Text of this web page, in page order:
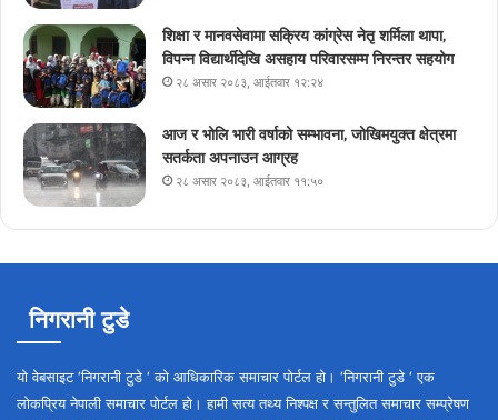
शिक्षा र मानवसेवामा सक्रिय कांग्रेस नेतृ शर्मिला थापा,
विपन्न विद्यार्थीदेखि असहाय परिवारसम्म निरन्तर सहयोग
२८ असार २०८३, आईतवार १२:२४
आज र भोलि भारी वर्षाको सम्भावना, जोखिमयुक्त क्षेत्रमा
सतर्कता अपनाउन आग्रह
२८ असार २०८३, आईतवार ११:५०
निगरानी टुडे
यो वेबसाइट ‘निगरानी टुडे ‘ को आधिकारिक समाचार पोर्टल हो। ‘निगरानी टुडे ‘ एक
लोकप्रिय नेपाली समाचार पोर्टल हो। हामी सत्य तथ्य निश्पक्ष र सन्तुलित समाचार सम्प्रेषण